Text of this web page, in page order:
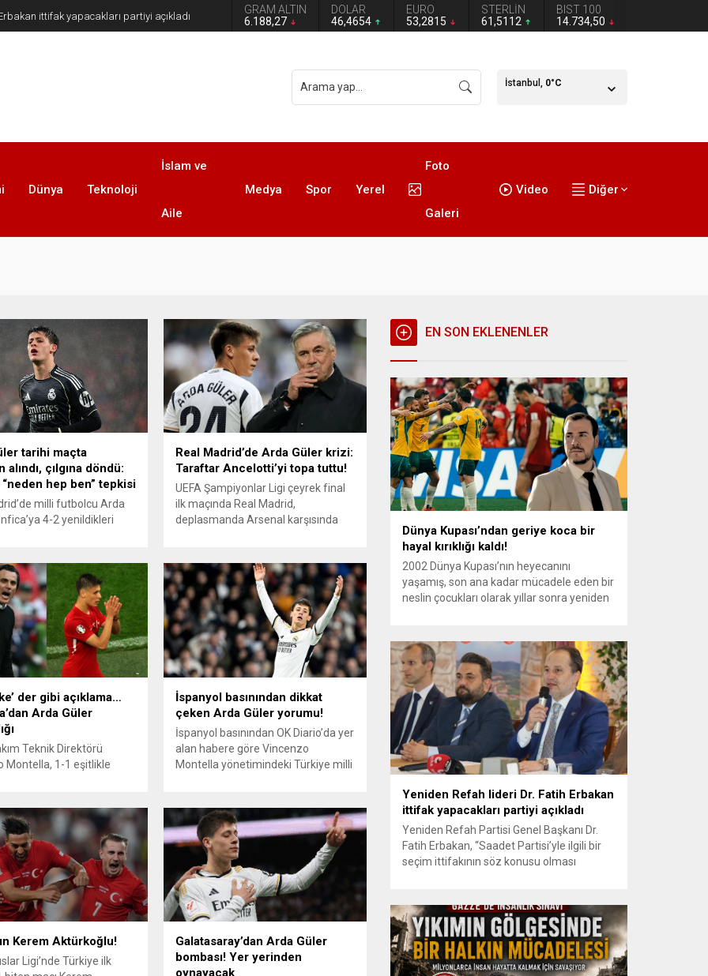
Hayatta Kalma Mücadelesi
GRAM ALTIN
6.188,27
DOLAR
46,4654
EURO
53,2815
STERLİN
61,5112
BIST 100
14.734,50
İstanbul, 0°C
Dünya Teknoloji
İslam ve
Aile
Medya Spor Yerel
Foto
Galeri
Video Diğer
tarihi maçta
alındı, çılgına döndü:
“neden hep ben” tepkisi
milli futbolcu Arda
4-2 yenildikleri
dakikalarda
alkış aldı. Ancak
Anatoliy Trubin’in
attığı golün
averajla ilk 24’e girmeyi
Real Madrid ise ilk 8 dışında
Güler isyan etti...
Real Madrid’de Arda Güler krizi:
Taraftar Ancelotti’yi topa tuttu!
UEFA Şampiyonlar Ligi çeyrek final
ilk maçında Real Madrid,
deplasmanda Arsenal karşısında
0’lık mağlubiyetin ardından teknik
direktör Carlo Ancelotti, özellikle
Arda Güler’e süre vermemesi
nedeniyle taraftarların hedefi haline
geldi. Karşılaşmanın ilk yarısı golsüz
geçerken, Arsenal ikinci yarıda vites
artırdı. 58. dakikada Declan...
der gibi açıklama…
Arda Güler
Teknik Direktörü
Montella, 1-1 eşitlikle
kaçırdığı penaltıyı
A Milli Futbol Takımı,
B Ligi 4. Grup 5.
ağırladığı Galler
kaldı. Maçın
basın mensuplarına
bulunan A Milli Takım
İspanyol basınından dikkat
çeken Arda Güler yorumu!
İspanyol basınından OK Diario’da yer
alan habere göre Vincenzo
Montella yönetimindeki Türkiye milli
olağanüstü bir performans
sergileyerek dikkatleri üzerine çekti.
Montella’nın takımının grup
aşamasında kazandığı iki galibiyete
bir gol ve iki harika performansla
katkıda bulundu. Güler’in sezon
başında istediği kadar dakika
geçiremediği...
Kerem Aktürkoğlu!
Ligi’nde Türkiye ilk
Galatasaray’dan Arda Güler
bombası! Yer yerinden
oynayacak
EN SON EKLENENLER
Dünya Kupası’ndan geriye koca bir
hayal kırıklığı kaldı!
2002 Dünya Kupası’nın heyecanını
yaşamış, son ana kadar mücadele eden bir
neslin çocukları olarak yıllar sonra yeniden
iki maçını kaybederek turnuvaya veda
eden ilk takım olmanın utancıyla son buldu.
Yıllar sonra Dünya Kupası’na katılmanın
heyecanını yaşayan sırf...
Yeniden Refah lideri Dr. Fatih Erbakan
ittifak yapacakları partiyi açıkladı
Yeniden Refah Partisi Genel Başkanı Dr.
Fatih Erbakan, “Saadet Partisi’yle ilgili bir
seçim ittifakının söz konusu olması
Hocamızın yolunda yürüdüğünü ifade eden
bu partilerin, seçimlerde bir ittifak halinde
olması faydalı olabilecektir. Bununla ilgili de
çeşitli görüşmeleri Saadet Partisi ile
yapıyoruz” dedi. Erbakan,...